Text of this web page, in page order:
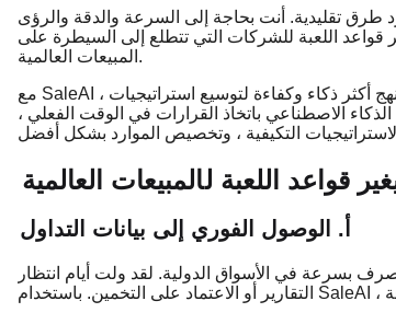
تقليدية. أنت بحاجة إلى السرعة والدقة والرؤى
قواعد اللعبة للشركات التي تتطلع إلى السيطرة على
المبيعات العالمية.
مع SaleAI ، تلتقي قوة الذكاء الاصطناعي ببيانات التجارة العالمية لتزويد الشركات بنهج أكثر ذكاء وكفاءة لتوسيع استراتيجيات
الاصطناعي باتخاذ القرارات في الوقت الفعلي ،
قواعد اللعبة لالمبيعات العالمية
أ. الوصول الفوري إلى بيانات التداول
بسرعة في الأسواق الدولية. لقد ولت أيام انتظار